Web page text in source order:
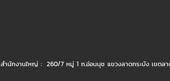
สำนักงานใหญ่ : 260/7 หมู่ 1 ถ.อ่อนนุช แขวงลาดกระบัง เขตลา